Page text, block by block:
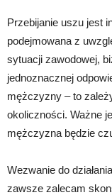
Przebijanie uszu jest
podejmowana z
sytuacji zawodowej,
jednoznacznej
mężczyzny – to
okoliczności. Ważne
mężczyzna będzie
Wezwanie do
zawsze zalecam